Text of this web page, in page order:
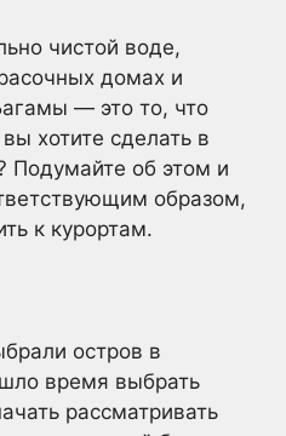
чистой воде,
домах и
— это то, что
хотите сделать в
Подумайте об этом и
образом,
к курортам.
остров в
время выбрать
рассматривать